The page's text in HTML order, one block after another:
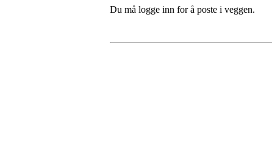
Du må logge inn for å poste i veggen.